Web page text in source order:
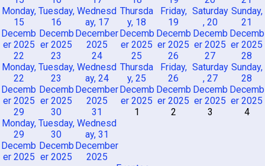
Monday,
15
Decemb
er 2025
Tuesday,
16
Decemb
er 2025
Wednesd
ay, 17
December
2025
Thursda
y, 18
Decemb
er 2025
Friday,
19
Decemb
er 2025
Saturday
, 20
Decemb
er 2025
Sunday,
21
Decemb
er 2025
22
Monday,
22
Decemb
er 2025
23
Tuesday,
23
Decemb
er 2025
24
Wednesd
ay, 24
December
2025
25
Thursda
y, 25
Decemb
er 2025
26
Friday,
26
Decemb
er 2025
27
Saturday
, 27
Decemb
er 2025
28
Sunday,
28
Decemb
er 2025
29
Monday,
29
Decemb
er 2025
30
Tuesday,
30
Decemb
er 2025
31
Wednesd
ay, 31
December
2025
1 2 3 4